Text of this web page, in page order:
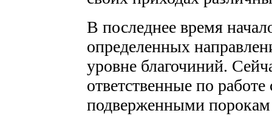
В последнее время
определенных
уровне благочиний.
ответственные по
подверженными порокам